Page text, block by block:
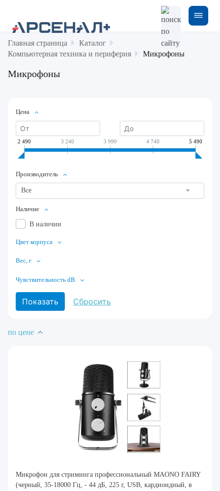
Главная страница
Каталог
Компьютерная техника и периферия
Микрофоны
Микрофоны
Цена
2 490 3 240 3 990 4 740 5 490
Производитель
Все
Наличие
В наличии
Цвет корпуса
Вес, г
Чувствительность dB
по цене
Микрофон для стриминга профессиональный MAONO FAIRY
(черный, 35-18000 Гц, - 44 дБ, 225 г, USB, кардиоидный, в